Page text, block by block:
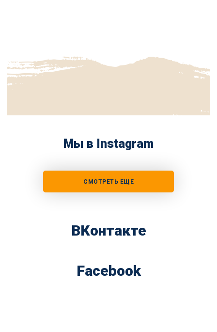
Мы в Instagram
СМОТРЕТЬ ЕЩЕ
ВКонтакте
Facebook